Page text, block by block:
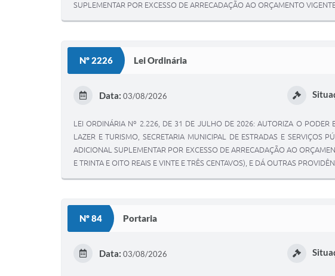
SUPLEMENTAR POR EXCESSO DE ARRECADAÇÃO AO ORÇAMENTO
Nº 2226 Lei Ordinária
Data: 03/08/2026
LEI ORDINÁRIA Nº 2.226, DE 31 DE JULHO DE 2026: AUTORIZA O PODER
LAZER E TURISMO, SECRETARIA MUNICIPAL DE ESTRADAS E SERVIÇOS
ADICIONAL SUPLEMENTAR POR EXCESSO DE ARRECADAÇÃO AO
E TRINTA E OITO REAIS E VINTE E TRÊS CENTAVOS), E DÁ OUTRAS
Nº 84 Portaria
Data: 03/08/2026